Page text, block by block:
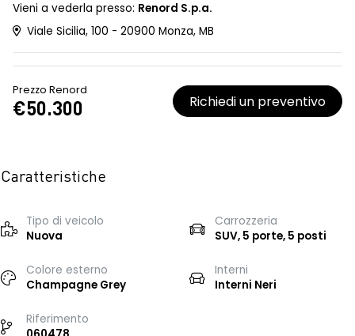
Vieni a vederla presso: Renord S.p.a.
Viale Sicilia, 100 - 20900 Monza, MB
Prezzo Renord
€50.300 Richiedi un preventivo
Caratteristiche
Tipo di veicolo
Nuova
Carrozzeria
SUV, 5 porte, 5 posti
Colore esterno
Champagne Grey
Interni
Interni Neri
Riferimento